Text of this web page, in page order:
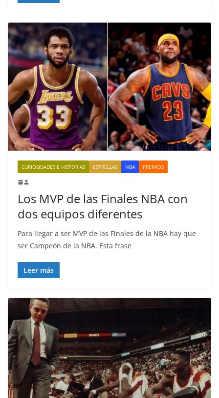
CURIOSIDADES E HISTORIAS ESTRELLAS NBA PREMIOS
Los MVP de las Finales NBA con
dos equipos diferentes
Para llegar a ser MVP de las Finales de la NBA hay que
ser Campeón de la NBA. Esta frase
Leer más